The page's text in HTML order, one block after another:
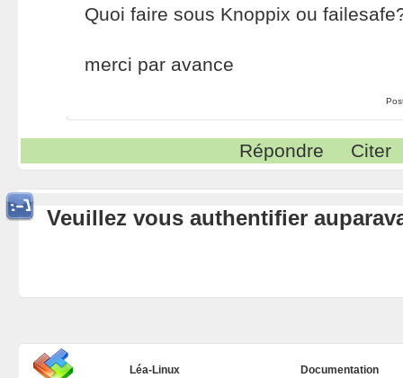
Quoi faire sous Knoppix ou
merci par avance
Répondre Citer
Veuillez vous authentifier
Léa-Linux
Documentation